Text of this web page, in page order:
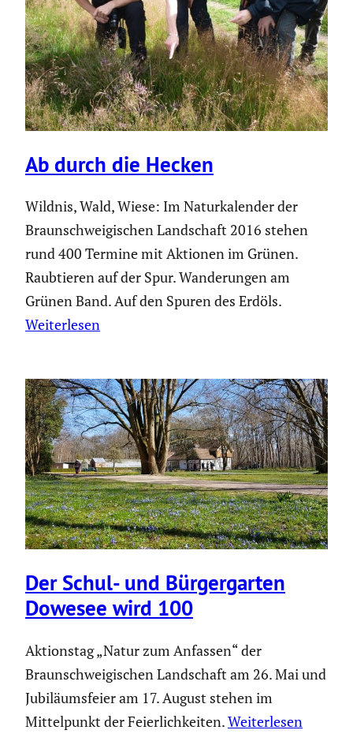
Ab durch die Hecken
Wildnis, Wald, Wiese: Im Natur­ka­lender der
Braun­schwei­gi­schen Landschaft 2016 stehen
rund 400 Termine mit Aktionen im Grünen.
Raubtieren auf der Spur. Wande­rungen am
Grünen Band. Auf den Spuren des Erdöls.
Weiterlesen
Der Schul- und Bürger­garten
Dowesee wird 100
Aktionstag „Natur zum Anfassen“ der
Braunschweigischen Landschaft am 26. Mai und
Jubiläumsfeier am 17. August stehen im
Mittelpunkt der Feierlichkeiten.Weiterlesen